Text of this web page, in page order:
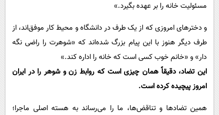
مسئولیت خانه را بر عهده بگیرد.»
و دخترهای امروزی که از یک طرف در دانشگاه و محیط کار موفق‌اند، از
طرف دیگر هنوز با این پیام بزرگ شده‌اند که «شوهرت را راضی نگه
دار» و «خانم خوب کسی است که خانه را اداره کند.»
این تضاد، دقیقاً همان چیزی است که روابط زن و شوهر را در ایران
امروز پیچیده کرده است.
همین تضادها و تناقض‌ها، ما را می‌رساند به هسته اصلی ماجرا؛